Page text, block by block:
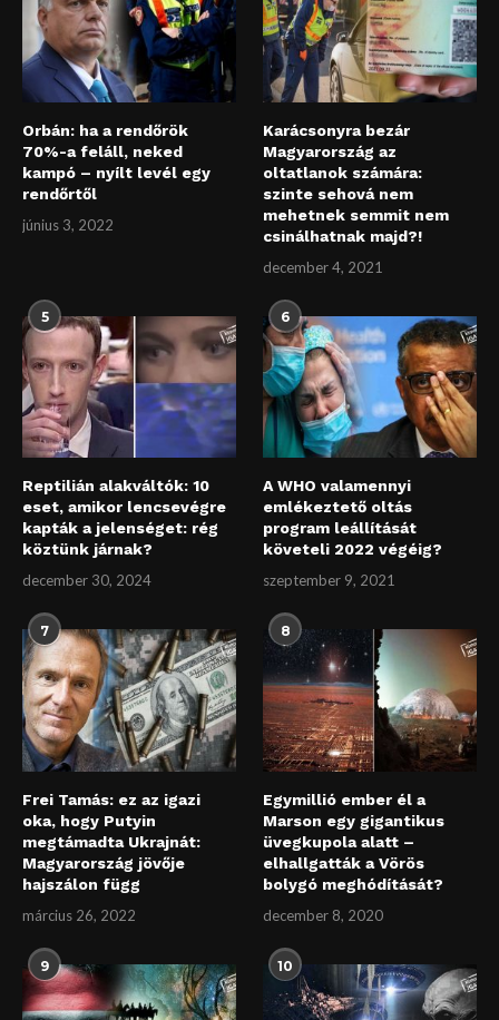
Orbán: ha a rendőrök
70%-a feláll, neked
kampó – nyílt levél egy
rendőrtől
június 3, 2022
Karácsonyra bezár
Magyarország az
oltatlanok számára:
szinte sehová nem
mehetnek semmit nem
csinálhatnak majd?!
december 4, 2021
5
Reptilián alakváltók: 10
eset, amikor lencsevégre
kapták a jelenséget: rég
köztünk járnak?
december 30, 2024
6
A WHO valamennyi
emlékeztető oltás
program leállítását
követeli 2022 végéig?
szeptember 9, 2021
7
Frei Tamás: ez az igazi
oka, hogy Putyin
megtámadta Ukrajnát:
Magyarország jövője
hajszálon függ
március 26, 2022
8
Egymillió ember él a
Marson egy gigantikus
üvegkupola alatt –
elhallgatták a Vörös
bolygó meghódítását?
december 8, 2020
9 10